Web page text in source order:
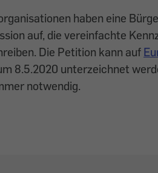
haben eine
auf, die vereinfachte
Die Petition kann auf
8.5.2020 unterzeichnet
notwendig.